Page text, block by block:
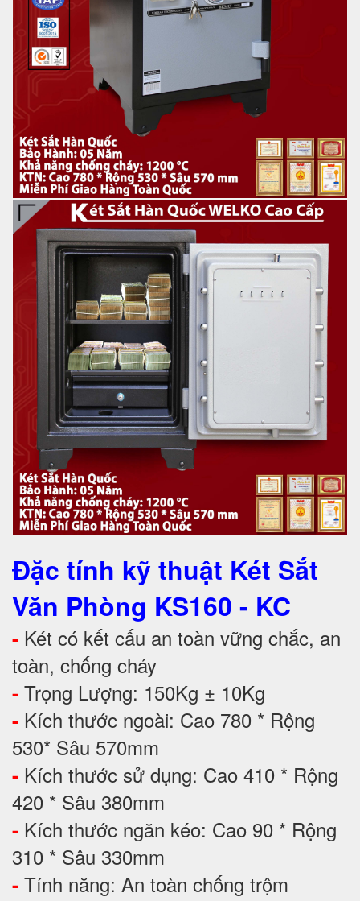
Đặc tính kỹ thuật Két Sắt
Văn Phòng KS160 - KC
- Két có kết cấu an toàn vững chắc, an
toàn, chống cháy
- Trọng Lượng: 150Kg ± 10Kg
- Kích thước ngoài: Cao 780 * Rộng
530* Sâu 570mm
- Kích thước sử dụng: Cao 410 * Rộng
420 * Sâu 380mm
- Kích thước ngăn kéo: Cao 90 * Rộng
310 * Sâu 330mm
- Tính năng: An toàn chống trộm